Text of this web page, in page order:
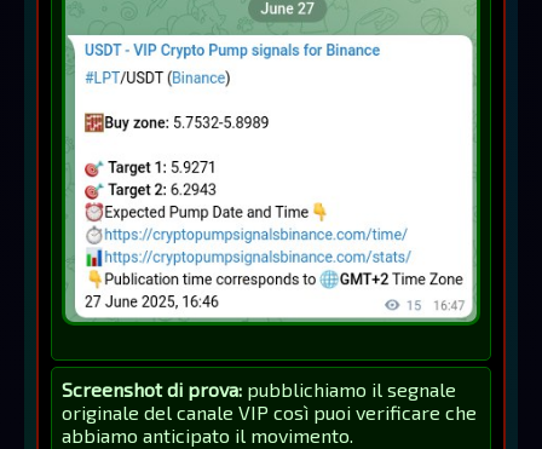
Screenshot di prova: pubblichiamo il segnale
originale del canale VIP così puoi verificare che
abbiamo anticipato il movimento.